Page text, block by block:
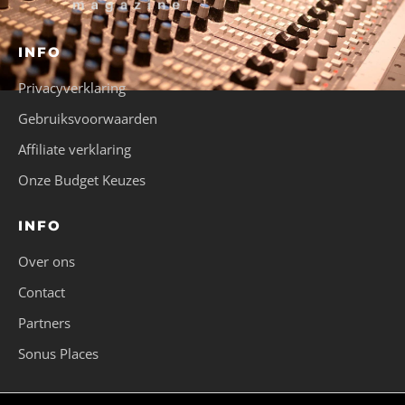
INFO
Privacyverklaring
Gebruiksvoorwaarden
Affiliate verklaring
Onze Budget Keuzes
INFO
Over ons
Contact
Partners
Sonus Places